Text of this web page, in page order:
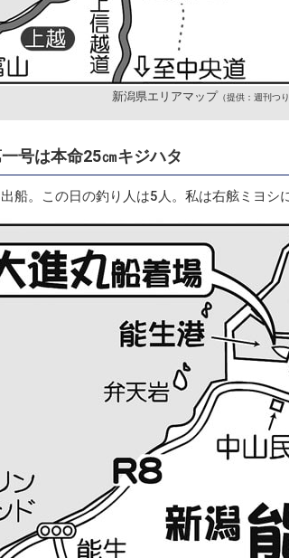
新潟県エリアマップ （提供：週刊つ
号は本命25㎝キジハタ
船。この日の釣り人は5人。私は右舷ミヨシ